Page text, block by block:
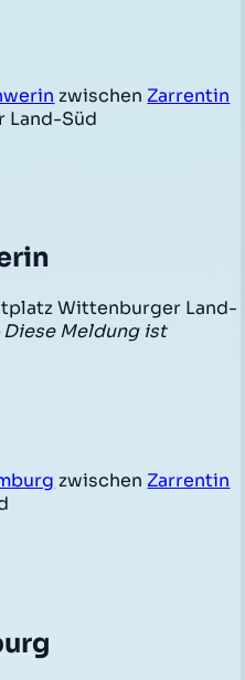
zwischen Zarrentin
Land-Süd
Wittenburger Land-
Meldung ist
zwischen Zarrentin